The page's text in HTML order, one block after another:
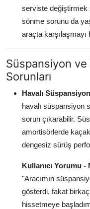
serviste değiştirmek
sönme sorunu da
araçta
Süspansiyon
Sorunları
Havalı
havalı süspansiyon
sorun çıkarabilir.
amortisörlerde
dengesiz sürüş
Kullanıcı Yorumu -
"Aracımın
gösterdi, fakat
hissetmeye